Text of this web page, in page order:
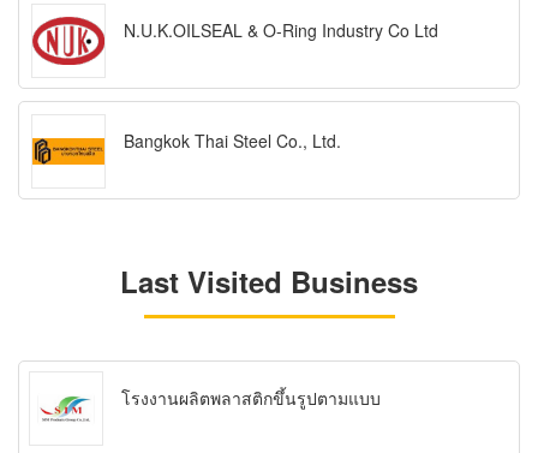
N.U.K.OILSEAL & O-Ring Industry Co Ltd
Bangkok Thai Steel Co., Ltd.
Last Visited Business
โรงงานผลิตพลาสติกขึ้นรูปตามแบบ